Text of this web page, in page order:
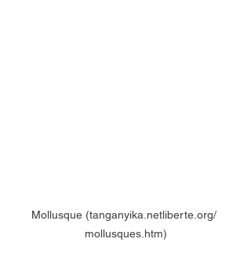
Mollusque (tanganyika.netliberte.org/
mollusques.htm)